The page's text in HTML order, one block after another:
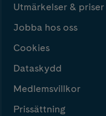
Utmärkelser & priser
Jobba hos oss
Cookies
Dataskydd
Medlemsvillkor
Prissättning